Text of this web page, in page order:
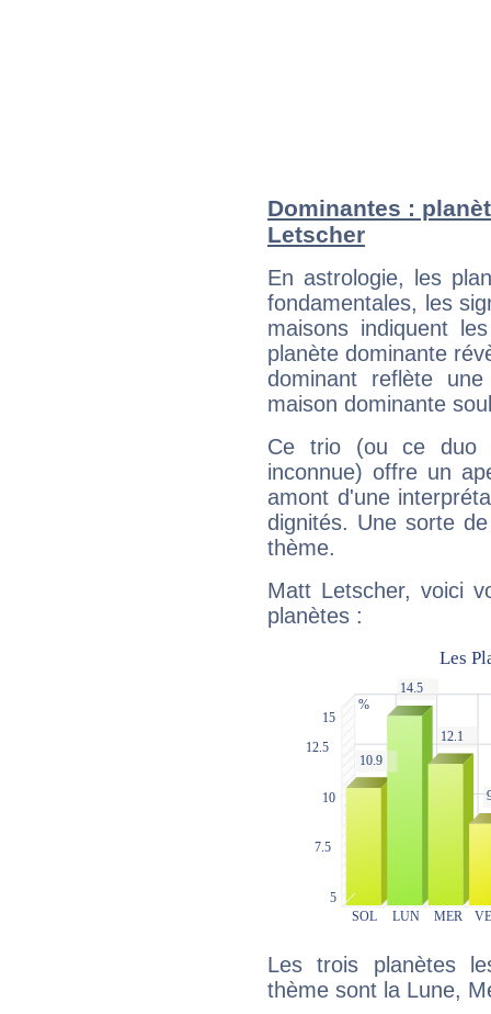
Dominantes :
Letscher
En astrologie, les
fondamentales, les
maisons indiquent
planète dominante
dominant reflète
maison dominante
Ce trio (ou ce duo
inconnue) offre un
amont d'une
dignités. Une sorte
thème.
Matt Letscher, voici
planètes :
Les trois planètes
thème sont la Lune,